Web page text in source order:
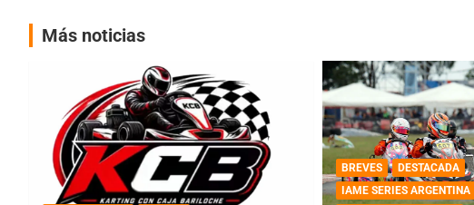
Más noticias
BREVES
DESTACADA
IAME SERIES ARGENTINA